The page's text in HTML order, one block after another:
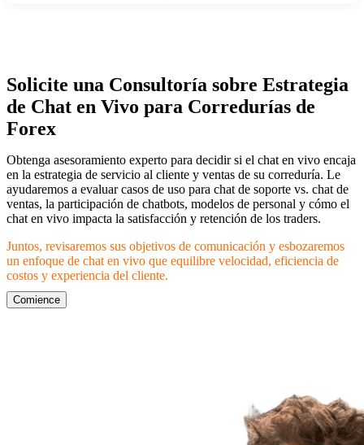
Solicite una Consultoría sobre Estrategia
de Chat en Vivo para Corredurías de
Forex
Obtenga asesoramiento experto para decidir si el chat en vivo encaja
en la estrategia de servicio al cliente y ventas de su correduría. Le
ayudaremos a evaluar casos de uso para chat de soporte vs. chat de
ventas, la participación de chatbots, modelos de personal y cómo el
chat en vivo impacta la satisfacción y retención de los traders.
Juntos, revisaremos sus objetivos de comunicación y esbozaremos
un enfoque de chat en vivo que equilibre velocidad, eficiencia de
costos y experiencia del cliente.
Comience